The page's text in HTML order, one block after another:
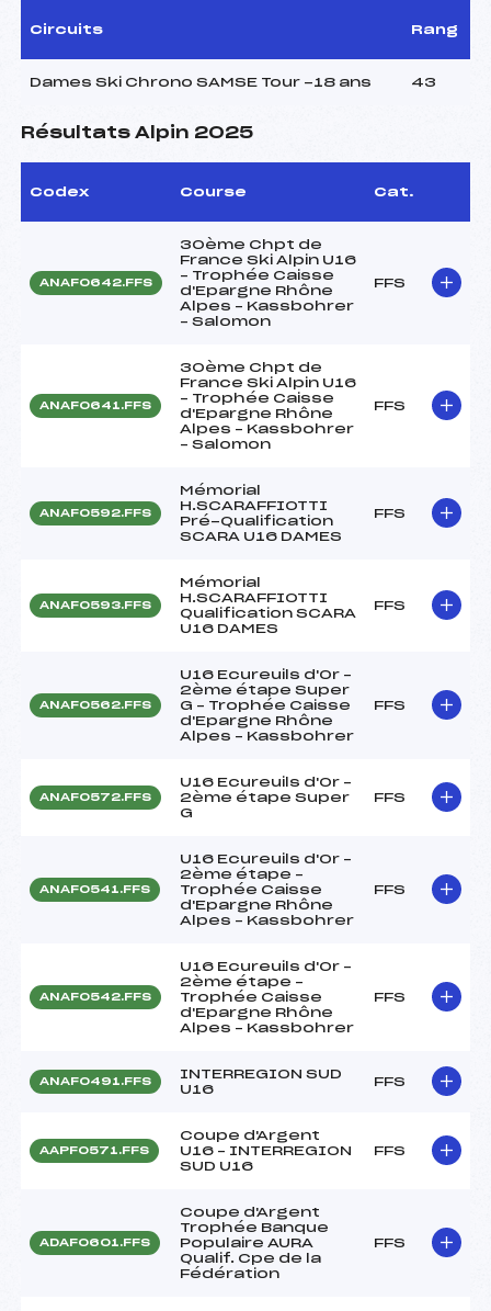
Circuits Rang
Dames Ski Chrono SAMSE Tour -18 ans 43
Résultats Alpin 2025
Codex Course Cat.
ANAF0642.FFS
30ème Chpt de
France Ski Alpin U16
– Trophée Caisse
d'Epargne Rhône
Alpes – Kassbohrer
– Salomon
FFS
ANAF0641.FFS
30ème Chpt de
France Ski Alpin U16
– Trophée Caisse
d'Epargne Rhône
Alpes – Kassbohrer
– Salomon
FFS
ANAF0592.FFS
Mémorial
H.SCARAFFIOTTI
Pré-Qualification
SCARA U16 DAMES
FFS
ANAF0593.FFS
Mémorial
H.SCARAFFIOTTI
Qualification SCARA
U16 DAMES
FFS
ANAF0562.FFS
U16 Ecureuils d'Or –
2ème étape Super
G – Trophée Caisse
d'Epargne Rhône
Alpes – Kassbohrer
FFS
ANAF0572.FFS
U16 Ecureuils d'Or –
2ème étape Super
G
FFS
ANAF0541.FFS
U16 Ecureuils d'Or –
2ème étape –
Trophée Caisse
d'Epargne Rhône
Alpes – Kassbohrer
FFS
ANAF0542.FFS
U16 Ecureuils d'Or –
2ème étape –
Trophée Caisse
d'Epargne Rhône
Alpes – Kassbohrer
FFS
ANAF0491.FFS
INTERREGION SUD
U16
FFS
AAPF0571.FFS
Coupe d'Argent
U16 – INTERREGION
SUD U16
FFS
ADAF0601.FFS
Coupe d'Argent
Trophée Banque
Populaire AURA
Qualif. Cpe de la
Fédération
FFS